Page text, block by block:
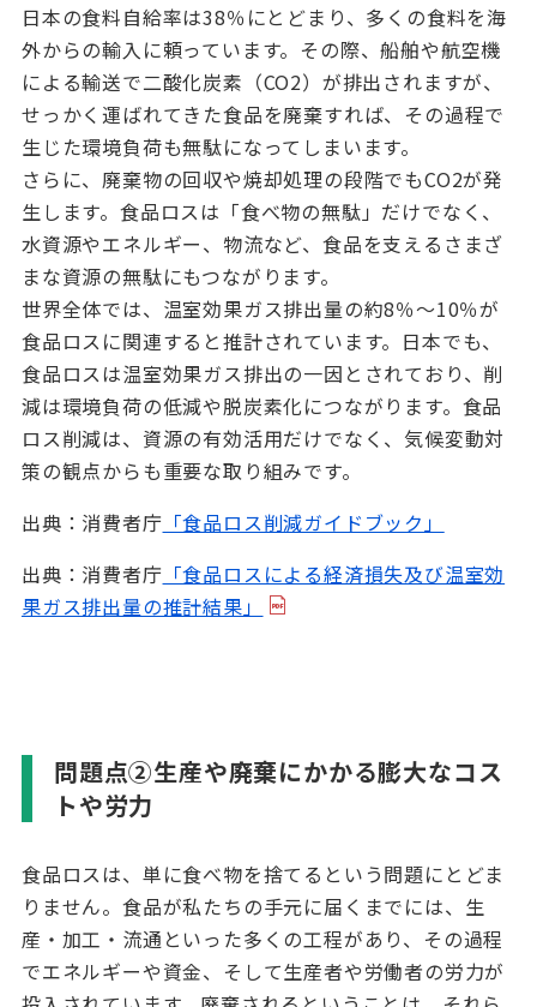
日本の食料自給率は38％にとどまり、多くの食料を海
外からの輸入に頼っています。その際、船舶や航空機
による輸送で二酸化炭素（CO2）が排出されますが、
せっかく運ばれてきた食品を廃棄すれば、その過程で
生じた環境負荷も無駄になってしまいます。
さらに、廃棄物の回収や焼却処理の段階でもCO2が発
生します。食品ロスは「食べ物の無駄」だけでなく、
水資源やエネルギー、物流など、食品を支えるさまざ
まな資源の無駄にもつながります。
世界全体では、温室効果ガス排出量の約8％〜10％が
食品ロスに関連すると推計されています。日本でも、
食品ロスは温室効果ガス排出の一因とされており、削
減は環境負荷の低減や脱炭素化につながります。食品
ロス削減は、資源の有効活用だけでなく、気候変動対
策の観点からも重要な取り組みです。
出典：消費者庁 「食品ロス削減ガイドブック」
出典：消費者庁 「食品ロスによる経済損失及び温室効
果ガス排出量の推計結果」
問題点②生産や廃棄にかかる膨大なコス
トや労力
食品ロスは、単に食べ物を捨てるという問題にとどま
りません。食品が私たちの手元に届くまでには、生
産・加工・流通といった多くの工程があり、その過程
でエネルギーや資金、そして生産者や労働者の労力が